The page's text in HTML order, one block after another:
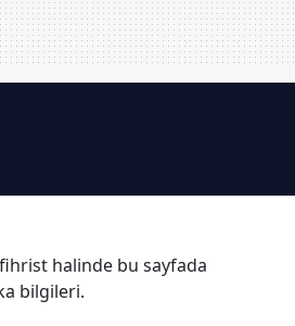
halinde bu sayfada
bilgileri.